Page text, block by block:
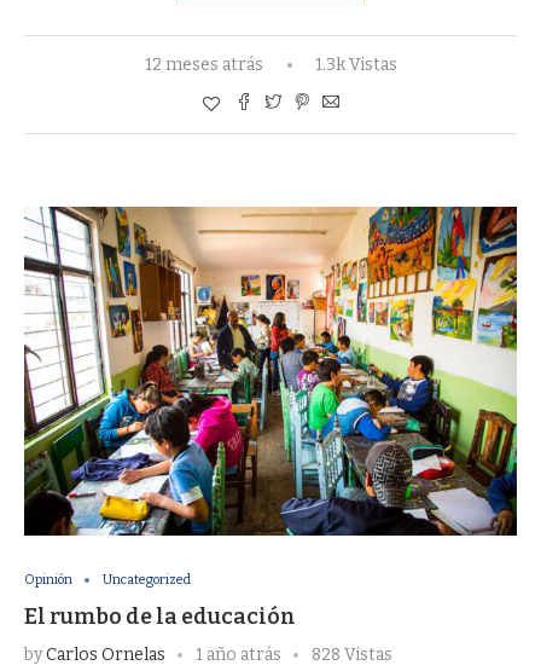
12 meses atrás 1.3k Vistas
Opinión Uncategorized
El rumbo de la educación
byCarlos Ornelas 1 año atrás 828 Vistas